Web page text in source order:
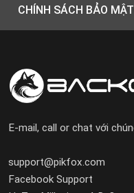
CHÍNH SÁCH BẢO MẬT
E-mail, call or chat với
support@pikfox.com
Facebook Support